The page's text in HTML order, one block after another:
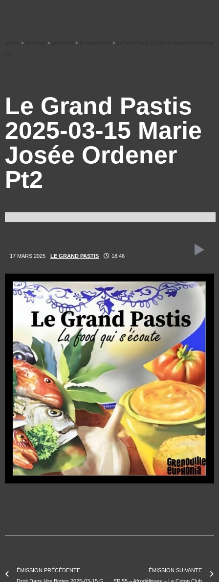
> > > >
Le Grand Pastis
2025-03-15 Marie
Josée Ordener
Pt2
17 MARS 2025 LE GRAND PASTIS 18:46
ÉMISSION PRÉCÉDENTE
ÉMISSION SUIVANTE